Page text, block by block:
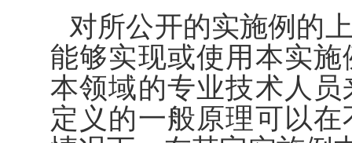
对所公开的实施例的
能够实现或使用本实
本领域的专业技术人
定义的一般原理可以